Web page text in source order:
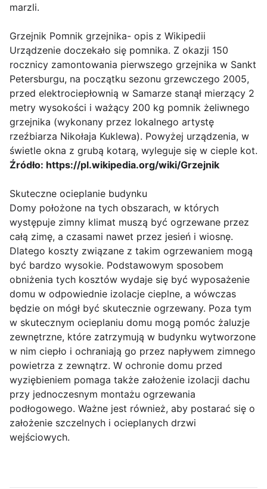
marzli.
Grzejnik Pomnik grzejnika- opis z Wikipedii
Urządzenie doczekało się pomnika. Z okazji 150
rocznicy zamontowania pierwszego grzejnika w Sankt
Petersburgu, na początku sezonu grzewczego 2005,
przed elektrociepłownią w Samarze stanął mierzący 2
metry wysokości i ważący 200 kg pomnik żeliwnego
grzejnika (wykonany przez lokalnego artystę
rzeźbiarza Nikołaja Kuklewa). Powyżej urządzenia, w
świetle okna z grubą kotarą, wyleguje się w cieple kot.
Źródło: https://pl.wikipedia.org/wiki/Grzejnik
Skuteczne ocieplanie budynku
Domy położone na tych obszarach, w których
występuje zimny klimat muszą być ogrzewane przez
całą zimę, a czasami nawet przez jesień i wiosnę.
Dlatego koszty związane z takim ogrzewaniem mogą
być bardzo wysokie. Podstawowym sposobem
obniżenia tych kosztów wydaje się być wyposażenie
domu w odpowiednie izolacje cieplne, a wówczas
będzie on mógł być skutecznie ogrzewany. Poza tym
w skutecznym ocieplaniu domu mogą pomóc żaluzje
zewnętrzne, które zatrzymują w budynku wytworzone
w nim ciepło i ochraniają go przez napływem zimnego
powietrza z zewnątrz. W ochronie domu przed
wyziębieniem pomaga także założenie izolacji dachu
przy jednoczesnym montażu ogrzewania
podłogowego. Ważne jest również, aby postarać się o
założenie szczelnych i ocieplanych drzwi
wejściowych.